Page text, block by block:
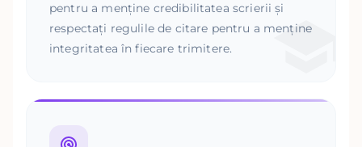
pentru a menține credibilitatea scrierii și
respectați regulile de citare pentru a menține
integritatea în fiecare trimitere.